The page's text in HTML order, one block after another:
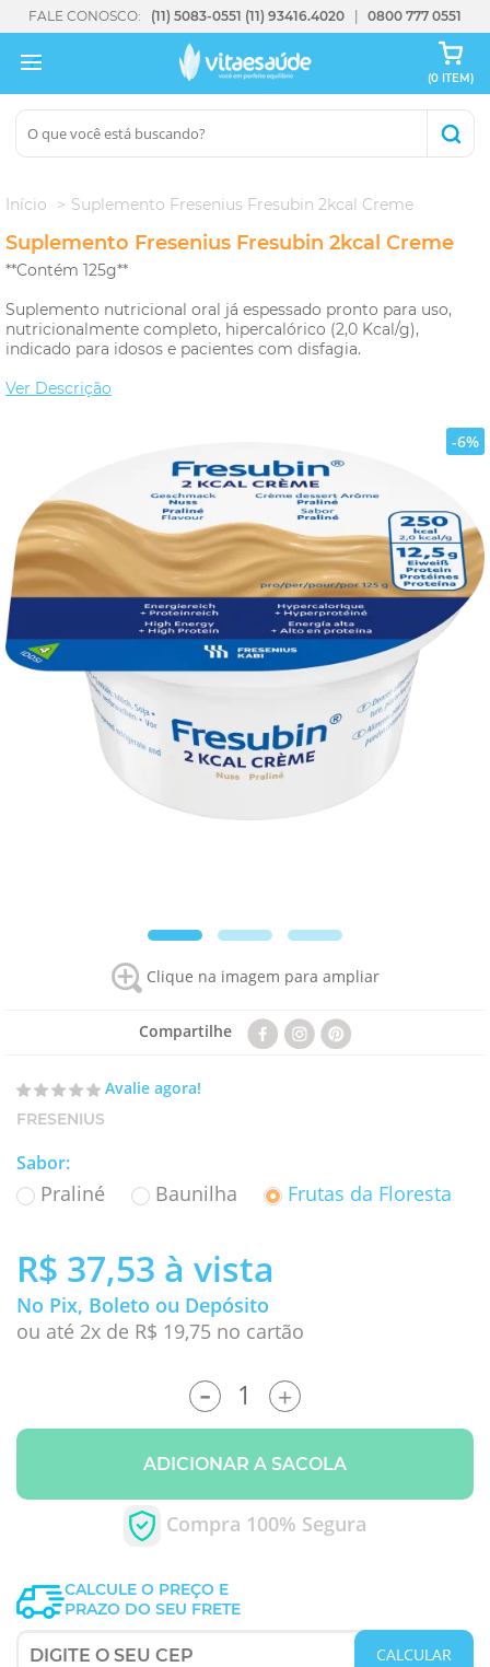
FALE CONOSCO: (11) 5083-0551 (11) 93416.4020 0800 777 0551
(0 ITEM)
Início Suplemento Fresenius Fresubin 2kcal Creme
Suplemento Fresenius Fresubin 2kcal Creme
**Contém 125g**
Suplemento nutricional oral já espessado pronto para uso,
nutricionalmente completo, hipercalórico (2,0 Kcal/g),
indicado para idosos e pacientes com disfagia.
Ver Descrição
-6%
Clique na imagem para ampliar
Compartilhe
Avalie agora!
FRESENIUS
Sabor:
Praliné Baunilha Frutas da Floresta
R$ 37,53 à vista
No Pix, Boleto ou Depósito
ou até 2x de R$ 19,75 no cartão
- +
ADICIONAR A SACOLA
Compra 100% Segura
CALCULE O PREÇO E
PRAZO DO SEU FRETE
CALCULAR